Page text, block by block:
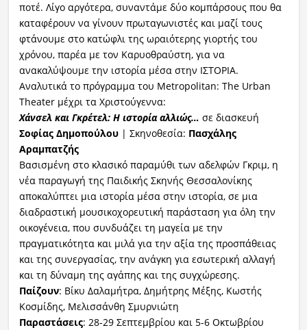
ποτέ. Λίγο αργότερα, συναντάμε δύο κομπάρσους που θα
καταφέρουν να γίνουν πρωταγωνιστές και μαζί τους
φτάνουμε στο κατώφλι της ωραιότερης γιορτής του
χρόνου, παρέα με τον Καρυοθραύστη, για να
ανακαλύψουμε την ιστορία μέσα στην ΙΣΤΟΡΙΑ.
Αναλυτικά το πρόγραμμα του Metropolitan: The Urban
Theater μέχρι τα Χριστούγεννα:
Χάνσελ και Γκρέτελ: Η ιστορία αλλιώς… σε διασκευή
Σοφίας Δημοπούλου| Σκηνοθεσία: Πασχάλης
Αραμπατζής
Βασισμένη στο κλασικό παραμύθι των αδελφών Γκριμ, η
νέα παραγωγή της Παιδικής Σκηνής Θεσσαλονίκης
αποκαλύπτει μια ιστορία μέσα στην ιστορία, σε μια
διαδραστική μουσικοχορευτική παράσταση για όλη την
οικογένεια, που συνδυάζει τη μαγεία με την
πραγματικότητα και μιλά για την αξία της προσπάθειας
και της συνεργασίας, την ανάγκη για εσωτερική αλλαγή
και τη δύναμη της αγάπης και της συγχώρεσης.
Παίζουν: Βίκυ Δαλαμήτρα, Δημήτρης Μέξης, Κωστής
Κοσμίδης, Μελισσάνθη Σμυρνιώτη
Παραστάσεις: 28-29 Σεπτεμβρίου και 5-6 Οκτωβρίου